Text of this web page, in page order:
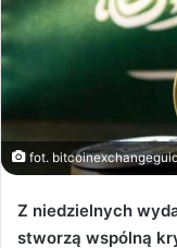
fot.
Z niedzielnych
stworzą wspólną